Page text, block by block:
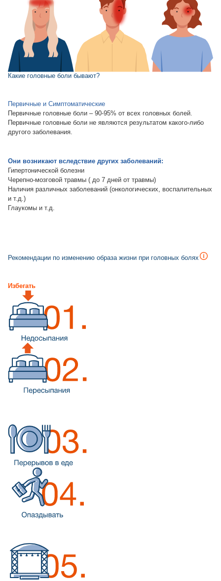
Какие головные боли бывают?
Первичные и Симптоматические
Первичные головные боли – 90-95% от всех головных болей.
Первичные головные боли не являются результатом какого-либо
другого заболевания.
Они возникают вследствие других заболеваний:
Гипертонической болезни
Черепно-мозговой травмы ( до 7 дней от травмы)
Наличия различных заболеваний (онкологических, воспалительных
и т.д.)
Глаукомы и т.д.
Рекомендации по изменению образа жизни при головных болях
Избегать